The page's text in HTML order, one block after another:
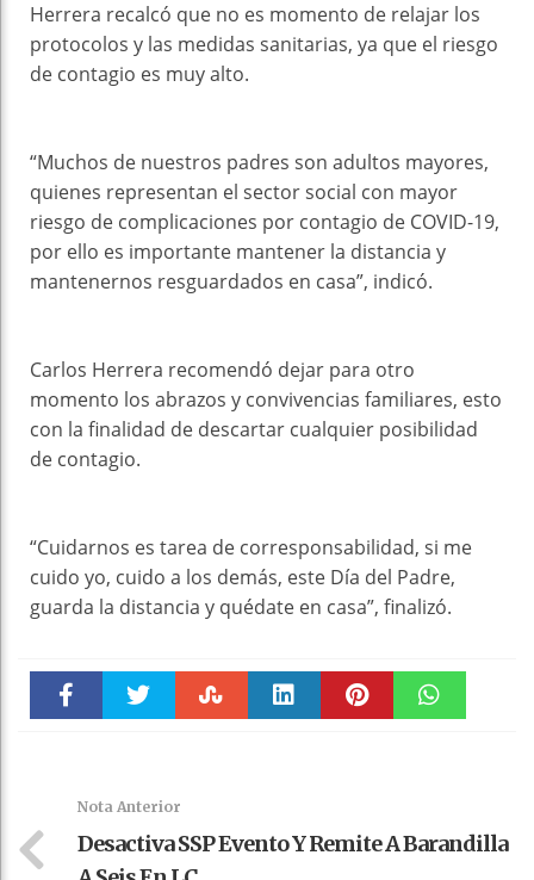
Herrera recalcó que no es momento de relajar los
protocolos y las medidas sanitarias, ya que el riesgo
de contagio es muy alto.
“Muchos de nuestros padres son adultos mayores,
quienes representan el sector social con mayor
riesgo de complicaciones por contagio de COVID-19,
por ello es importante mantener la distancia y
mantenernos resguardados en casa”, indicó.
Carlos Herrera recomendó dejar para otro
momento los abrazos y convivencias familiares, esto
con la finalidad de descartar cualquier posibilidad
de contagio.
“Cuidarnos es tarea de corresponsabilidad, si me
cuido yo, cuido a los demás, este Día del Padre,
guarda la distancia y quédate en casa”, finalizó.
Nota Anterior
Desactiva SSP Evento Y Remite A Barandilla